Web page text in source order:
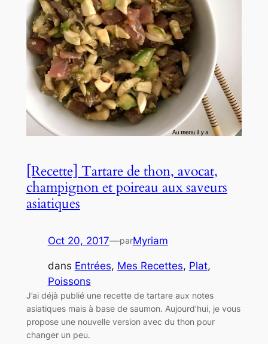
[Recette] Tartare de thon, avocat,
champignon et poireau aux saveurs
asiatiques
Oct 20, 2017—parMyriam
dans Entrées, Mes Recettes, Plat
Poissons
J’ai déjà publié une recette de tartare aux notes
asiatiques mais à base de saumon. Aujourd’hui, je vous
propose une nouvelle version avec du thon pour
changer un peu.